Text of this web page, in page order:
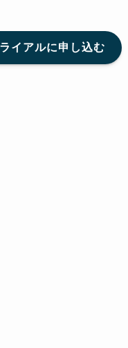
イアルに申し込む